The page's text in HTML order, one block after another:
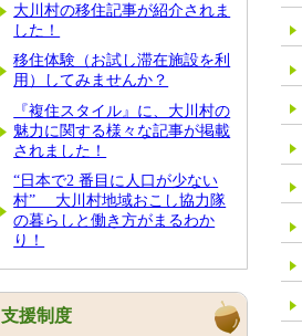
大川村の移住記事が紹介されま
した！
移住体験（お試し滞在施設を利
用）してみませんか？
『複住スタイル』に、大川村の
魅力に関する様々な記事が掲載
されました！
“日本で2 番目に人口が少ない
村” 大川村地域おこし協力隊
の暮らしと働き方がまるわか
り！
支援制度